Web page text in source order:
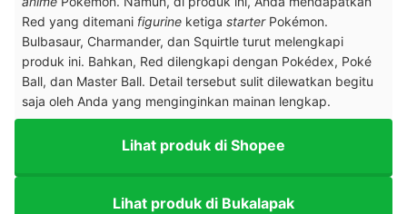
Red yang ditemani figurine ketiga starterPokémon.
Bulbasaur, Charmander, dan Squirtle turut melengkapi
produk ini. Bahkan, Red dilengkapi dengan Pokédex, Poké
Ball, dan Master Ball. Detail tersebut sulit dilewatkan begitu
saja oleh Anda yang menginginkan mainan lengkap.
Lihat produk di Shopee
Lihat produk di Bukalapak